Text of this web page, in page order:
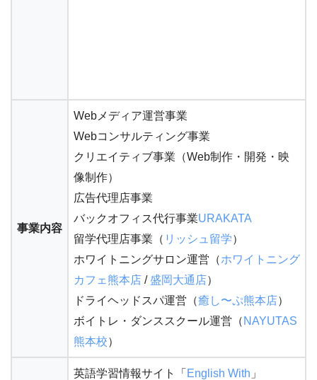
事業内容
Webメディア運営事業
Webコンサルティング事業
クリエイティブ事業（Web制作・開発・映
像制作）
広告代理店事業
バックオフィス代行事業URAKATA
留学代理店事業（ リッシュ留学）
ホワイトニングサロン運営（ホワイトニング
カフェ熊本店 / 盛岡大通店）
ドライヘッドスパ運営（癒し〜ぷ熊本店）
ボイトレ・ダンススクール運営（ NAYUTAS
熊本校）
英語学習情報サイト「 English With 」